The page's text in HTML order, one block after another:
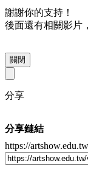
謝謝你的支持！
後面還有相關影片
關閉
分享
分享鏈結
https://